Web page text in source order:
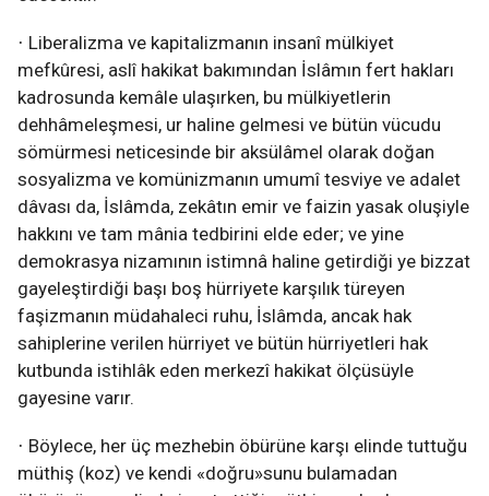
· Liberalizma ve kapitalizmanın insanî mülkiyet
mefkûresi, aslî hakikat bakımından İslâmın fert hakları
kadrosunda kemâle ulaşırken, bu mülkiyetlerin
dehhâmeleşmesi, ur haline gelmesi ve bütün vücudu
sömürmesi neticesinde bir aksülâmel olarak doğan
sosyalizma ve komünizmanın umumî tesviye ve adalet
dâvası da, İslâmda, zekâtın emir ve faizin yasak oluşiyle
hakkını ve tam mânia tedbirini elde eder; ve yine
demokrasya nizamının istimnâ haline getirdiği ye bizzat
gayeleştirdiği başı boş hürriyete karşılık türeyen
faşizmanın müdahaleci ruhu, İslâmda, ancak hak
sahiplerine verilen hürriyet ve bütün hürriyetleri hak
kutbunda istihlâk eden merkezî hakikat ölçüsüyle
gayesine varır.
· Böylece, her üç mezhebin öbürüne karşı elinde tuttuğu
müthiş (koz) ve kendi «doğru»sunu bulamadan